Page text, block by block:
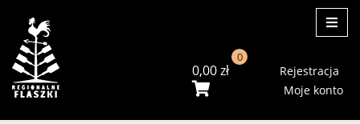
0,00zł
0
Rejestracja
Moje konto